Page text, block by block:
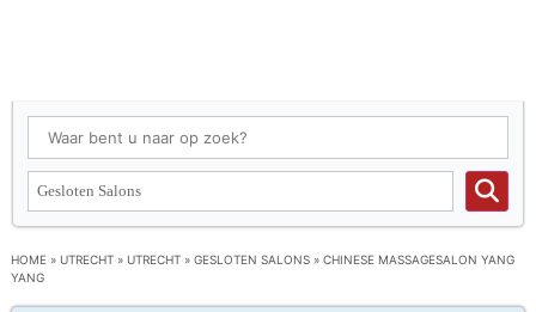
HOME » UTRECHT » UTRECHT » GESLOTEN SALONS » CHINESE MASSAGESALON YANG
YANG